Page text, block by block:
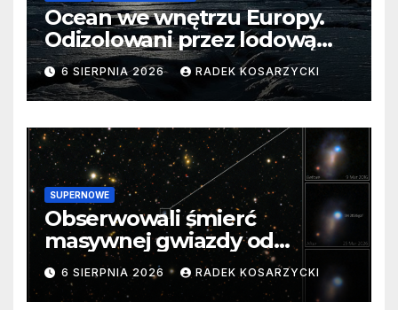
Ocean we wnętrzu Europy.
Odizolowani przez lodową
barierę
6 SIERPNIA 2026 RADEK KOSARZYCKI
SUPERNOWE
Obserwowali śmierć
masywnej gwiazdy od
samego początku. Niezwykle
cenne dane
6 SIERPNIA 2026 RADEK KOSARZYCKI